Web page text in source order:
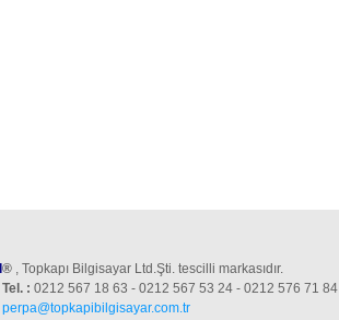
® , Topkapı Bilgisayar Ltd.Şti. tescilli markasıdır.
Tel. : 0212 567 18 63 - 0212 567 53 24 - 0212 576 71 84
perpa@topkapibilgisayar.com.tr